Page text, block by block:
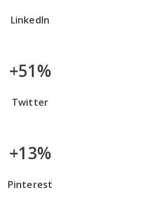
LinkedIn
+51%
Twitter
+13%
Pinterest